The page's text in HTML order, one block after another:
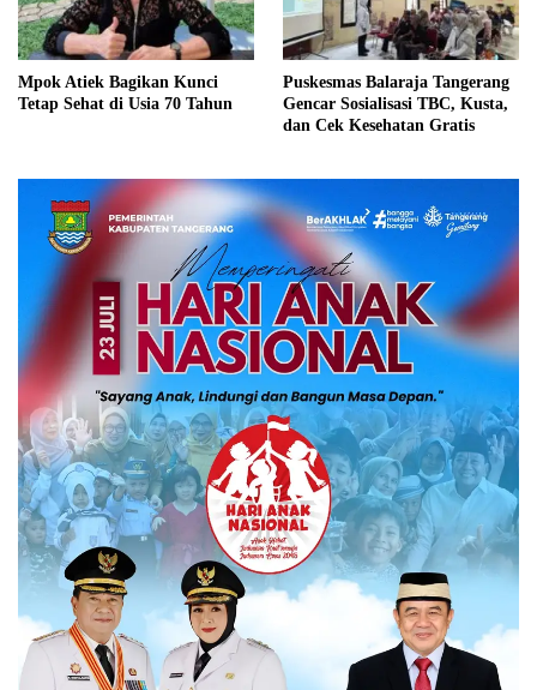
Mpok Atiek Bagikan Kunci
Tetap Sehat di Usia 70 Tahun
Puskesmas Balaraja Tangerang
Gencar Sosialisasi TBC, Kusta,
dan Cek Kesehatan Gratis